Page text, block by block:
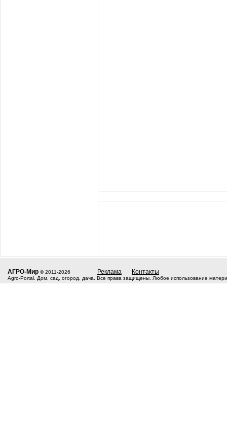
АГРО-Мир © 2011-2026 Реклама Контакты
Agro-Portal. Дом, сад, огород, дача. Все права защищены. Любое использование